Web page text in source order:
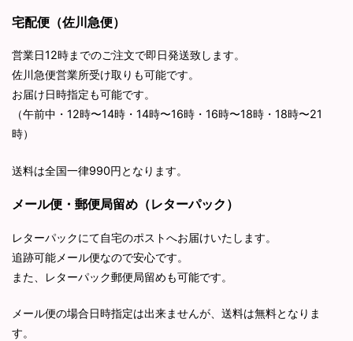
宅配便（佐川急便）
営業日12時までのご注文で即日発送致します。
佐川急便営業所受け取りも可能です。
お届け日時指定も可能です。
（午前中・12時〜14時・14時〜16時・16時〜18時・18時〜21
時）
送料は全国一律990円となります。
メール便・郵便局留め（レターパック）
レターパックにて自宅のポストへお届けいたします。
追跡可能メール便なので安心です。
また、レターパック郵便局留めも可能です。
メール便の場合日時指定は出来ませんが、送料は無料となりま
す。